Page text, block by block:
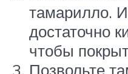
тамарилло.
достаточно
чтобы
Позвольте